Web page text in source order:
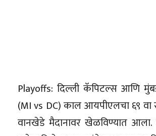
Playoffs: दिल्ली कॅपिटल्स आणि
(MI vs DC) काल आयपीएलचा ६९ वा
वानखेडे मैदानावर खेळविण्यात आला.